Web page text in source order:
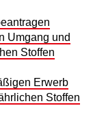
Umgang und
Stoffen
Erwerb
Stoffen